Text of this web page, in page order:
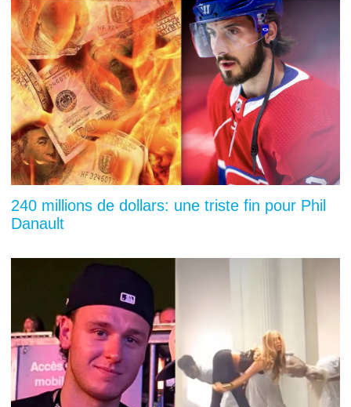
240 millions de dollars: une triste fin pour Phil
Danault